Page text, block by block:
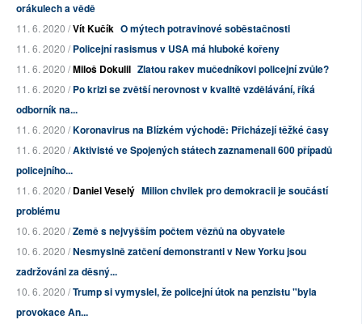
orákulech a vědě
11. 6. 2020 /Vít Kučík O mýtech potravinové soběstačnosti
11. 6. 2020 /Policejní rasismus v USA má hluboké kořeny
11. 6. 2020 /Miloš Dokulil Zlatou rakev mučedníkovi policejní zvůle?
11. 6. 2020 /Po krizi se zvětší nerovnost v kvalitě vzdělávání, říká
odborník na...
11. 6. 2020 /Koronavirus na Blízkém východě: Přicházejí těžké časy
11. 6. 2020 /Aktivisté ve Spojených státech zaznamenali 600 případů
policejního...
11. 6. 2020 /Daniel Veselý Milion chvilek pro demokracii je součástí
problému
10. 6. 2020 /Země s nejvyšším počtem vězňů na obyvatele
10. 6. 2020 /Nesmyslně zatčení demonstranti v New Yorku jsou
zadržováni za děsný...
10. 6. 2020 /Trump si vymyslel, že policejní útok na penzistu "byla
provokace An...